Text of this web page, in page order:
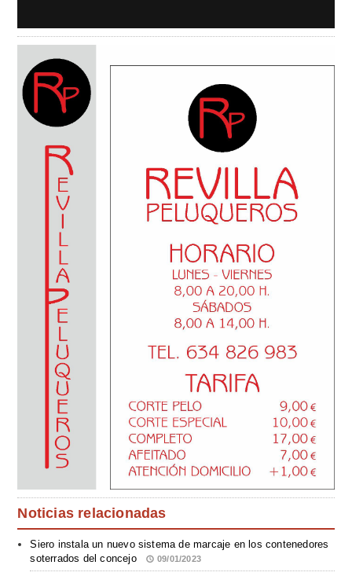
Noticias relacionadas
Siero instala un nuevo sistema de marcaje en los contenedores
soterrados del concejo
09/01/2023